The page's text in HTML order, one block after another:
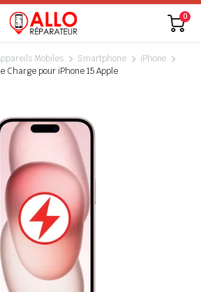
0
Mobiles Smartphone
iPhone
Charge pour iPhone 15 Apple